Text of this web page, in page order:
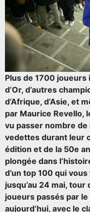
Plus de 1700
d’Or, d’autres
d’Afrique, d’Asie, et
par Maurice Revello,
vu passer nombre
vedettes durant leur
édition et de la 50e
plongée dans
d’un top 100 qui
jusqu’au 24 mai,
joueurs passés par
aujourd’hui, avec le